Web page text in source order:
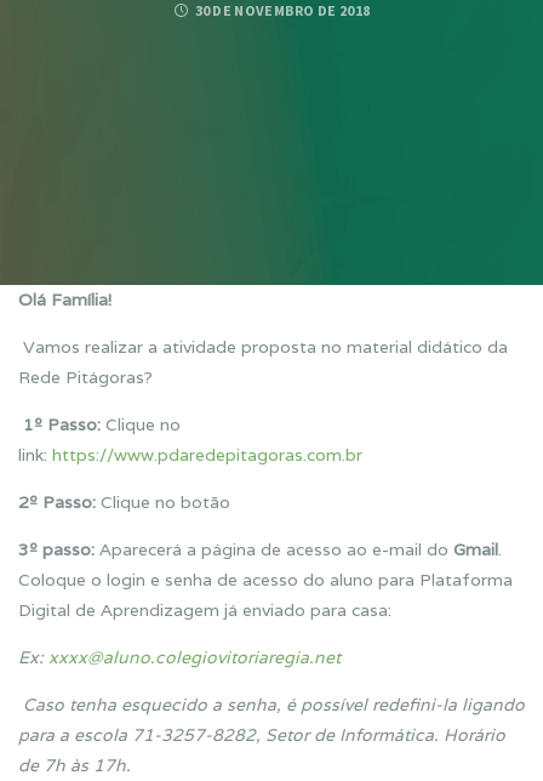
30 DE NOVEMBRO DE 2018
Olá Família!
Vamos realizar a atividade proposta no material didático da
Rede Pitágoras?
1º Passo: Clique no
link: https://www.pdaredepitagoras.com.br
2º Passo: Clique no botão
3º passo: Aparecerá a página de acesso ao e-mail do Gmail.
Coloque o login e senha de acesso do aluno para Plataforma
Digital de Aprendizagem já enviado para casa:
Ex:xxxx@aluno.colegiovitoriaregia.net
Caso tenha esquecido a senha, é possível redefini-la ligando
para a escola 71-3257-8282, Setor de Informática. Horário
de 7h às 17h.